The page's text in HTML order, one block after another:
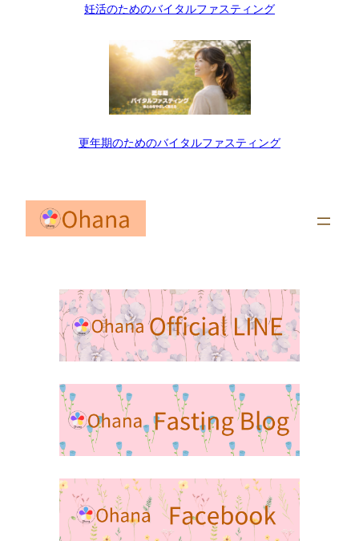
妊活のためのバイタルファスティング
更年期のためのバイタルファスティング